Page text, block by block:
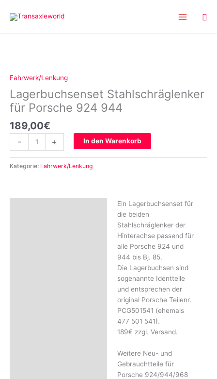
Inhalt
Fahrwerk/Lenkung
Lagerbuchsenset Stahlschräglenker
für Porsche 924 944
189,00€
-
Porsche
924
944
Menge
+ In den Warenkorb
Kategorie: Fahrwerk/Lenkung
Ein Lagerbuchsenset für
die beiden
Stahlschräglenker der
Hinterachse passend für
alle Porsche 924 und
944 bis Bj. 85.
Die Lagerbuchsen sind
sogenannte Identteile
und entsprechen der
original Porsche Teilenr.
PCG501541 (ehemals
477 501 541).
189€ zzgl. Versand.
Weitere Neu- und
Gebrauchtteile für
Porsche 924/944/968